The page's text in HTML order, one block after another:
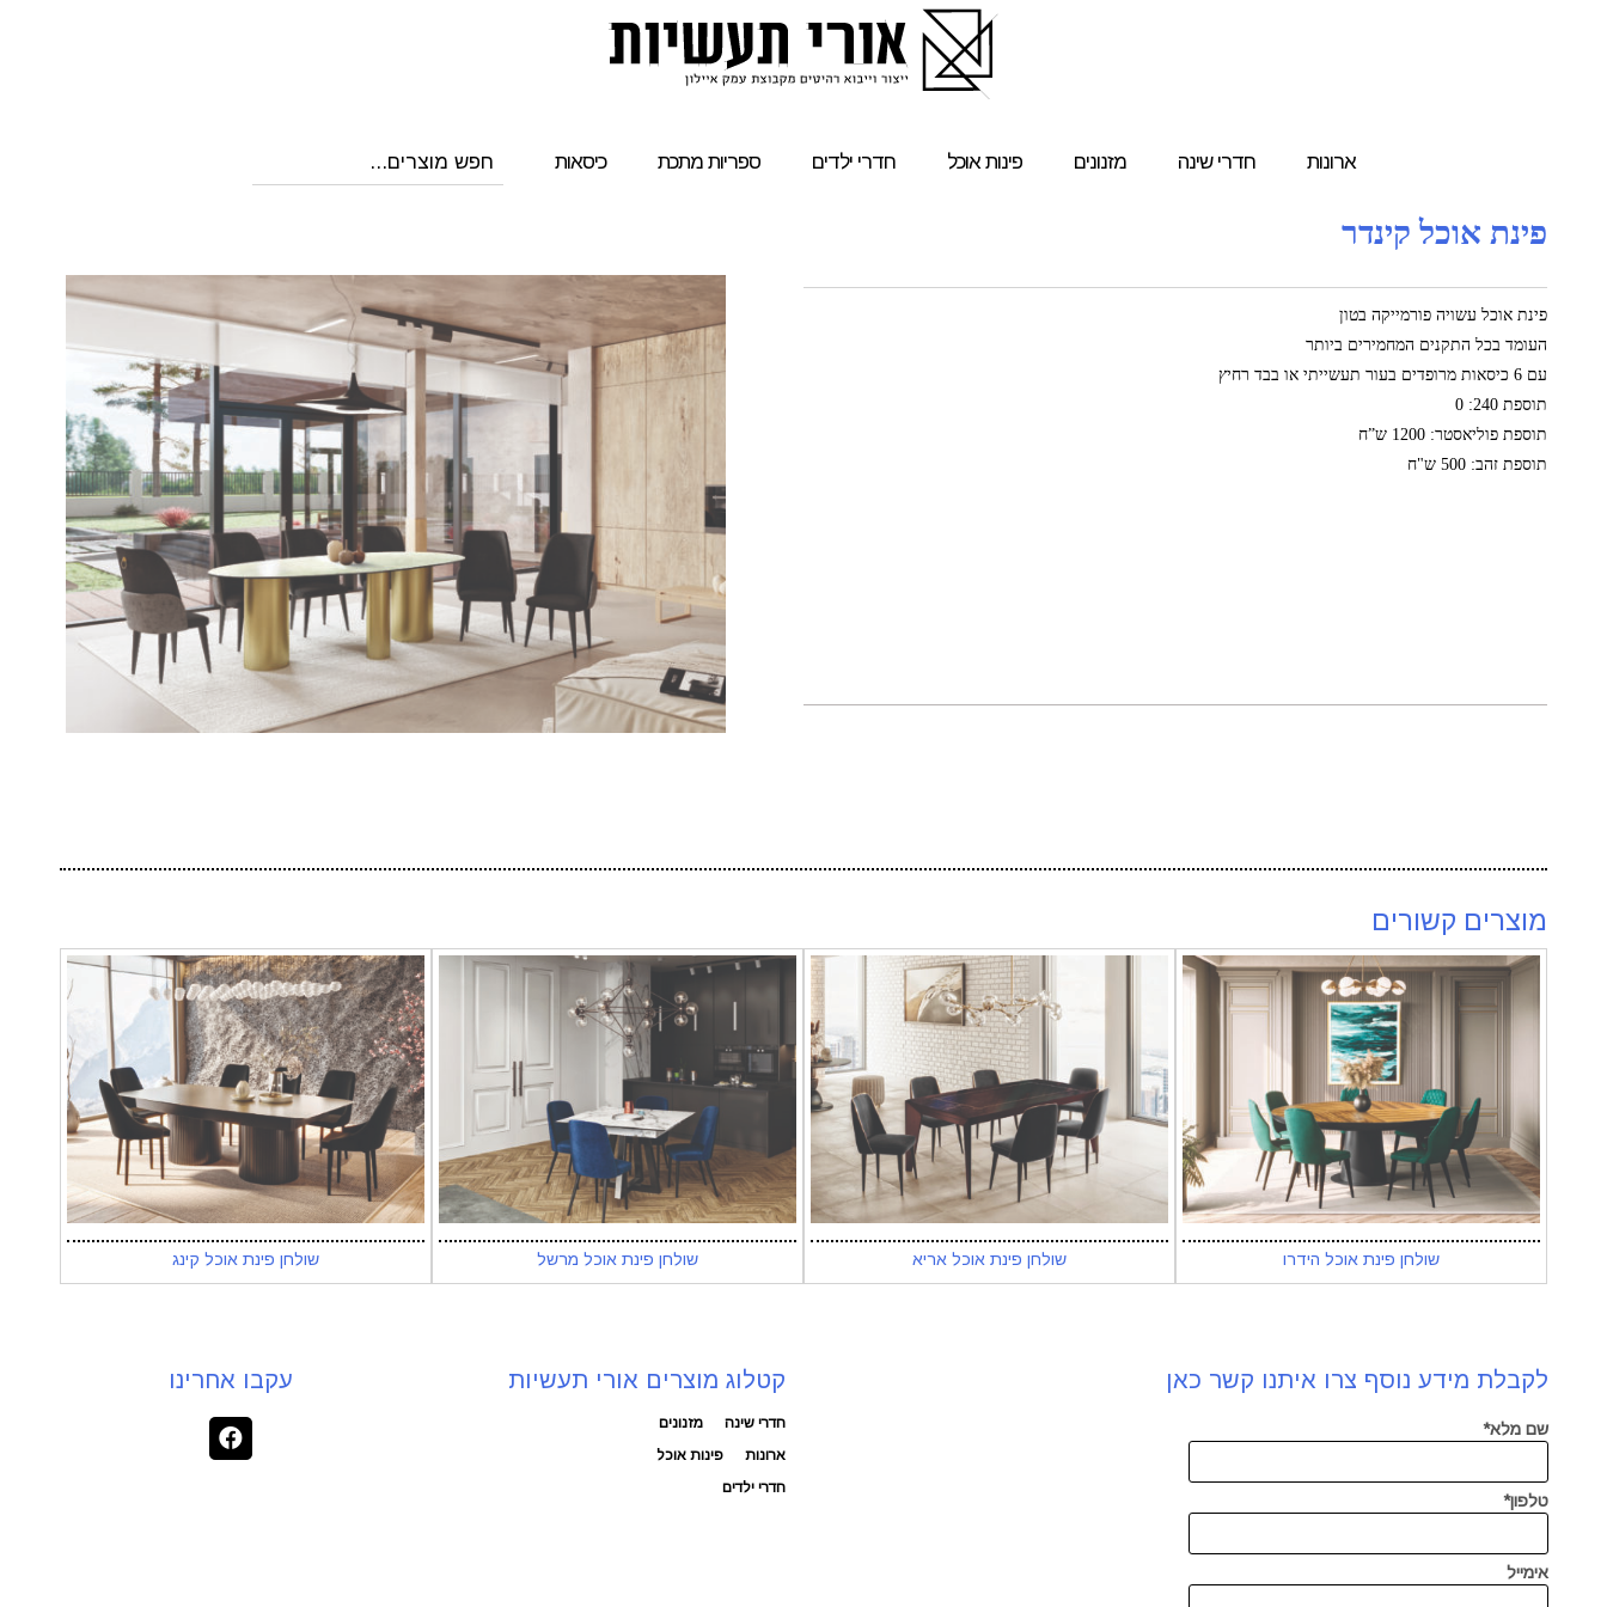
ארונות חדרי שינה מזנונים פינות אוכל חדרי ילדים ספריות מתכת כיסאות
פינת אוכל קינדר
פינת אוכל עשויה פורמייקה בטון
העומד בכל התקנים המחמירים ביותר
עם 6 כיסאות מרופדים בעור תעשייתי או בבד רחיץ
תוספת 240: 0
תוספת פוליאסטר: 1200 ש”ח
תוספת זהב: 500 ש"ח
מוצרים קשורים
שולחן פינת אוכל קינג שולחן פינת אוכל מרשל שולחן פינת אוכל אריא שולחן פינת אוכל הידרו
עקבו אחרינו קטלוג מוצרים אורי תעשיות
חדרי שינה
מזנונים
ארונות
פינות אוכל
חדרי ילדים
לקבלת מידע נוסף צרו איתנו קשר כאן
שם מלא*
טלפון*
אימייל